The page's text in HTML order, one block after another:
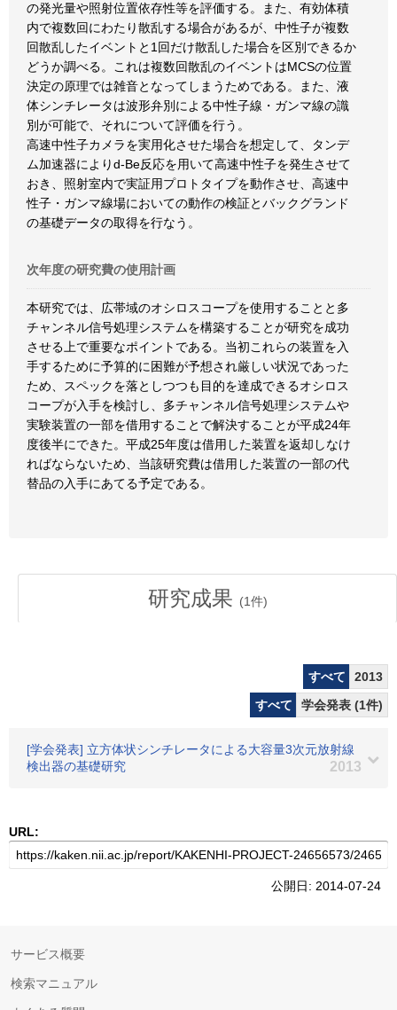
の発光量や照射位置依存性等を評価する。また、有効体積
内で複数回にわたり散乱する場合があるが、中性子が複数
回散乱したイベントと1回だけ散乱した場合を区別できるか
どうか調べる。これは複数回散乱のイベントはMCSの位置
決定の原理では雑音となってしまうためである。また、液
体シンチレータは波形弁別による中性子線・ガンマ線の識
別が可能で、それについて評価を行う。
高速中性子カメラを実用化させた場合を想定して、タンデ
ム加速器によりd-Be反応を用いて高速中性子を発生させて
おき、照射室内で実証用プロトタイプを動作させ、高速中
性子・ガンマ線場においての動作の検証とバックグランド
の基礎データの取得を行なう。
次年度の研究費の使用計画
本研究では、広帯域のオシロスコープを使用することと多
チャンネル信号処理システムを構築することが研究を成功
させる上で重要なポイントである。当初これらの装置を入
手するために予算的に困難が予想され厳しい状況であった
ため、スペックを落としつつも目的を達成できるオシロス
コープが入手を検討し、多チャンネル信号処理システムや
実験装置の一部を借用することで解決することが平成24年
度後半にできた。平成25年度は借用した装置を返却しなけ
ればならないため、当該研究費は借用した装置の一部の代
替品の入手にあてる予定である。
研究成果 (1件)
すべて
2013
すべて
学会発表 (1件)
[学会発表] 立方体状シンチレータによる大容量3次元放射線
検出器の基礎研究
2013
URL:
公開日: 2014-07-24
サービス概要
検索マニュアル